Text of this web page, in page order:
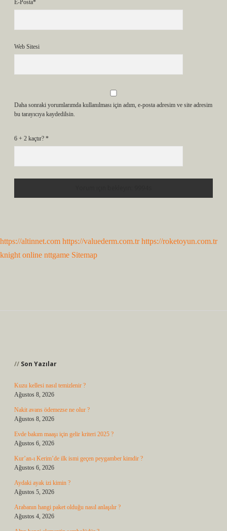
E-Posta*
Web Sitesi
Daha sonraki yorumlarımda kullanılması için adım, e-posta adresim ve site adresim
bu tarayıcıya kaydedilsin.
6 + 2 kaçtır? *
https://altinnet.com https://valuederm.com.tr https://roketoyun.com.tr
knight online nttgame Sitemap
Son Yazılar
Kuzu kellesi nasıl temizlenir ?
Ağustos 8, 2026
Nakit avans ödemezse ne olur ?
Ağustos 8, 2026
Evde bakım maaşı için gelir kriteri 2025 ?
Ağustos 6, 2026
Kur’an-ı Kerim’de ilk ismi geçen peygamber kimdir ?
Ağustos 6, 2026
Aydaki ayak izi kimin ?
Ağustos 5, 2026
Arabanın hangi paket olduğu nasıl anlaşılır ?
Ağustos 4, 2026